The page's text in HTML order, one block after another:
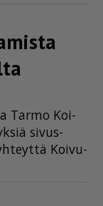
Tar­mo Koi­
si­vus­
Koi­vu­